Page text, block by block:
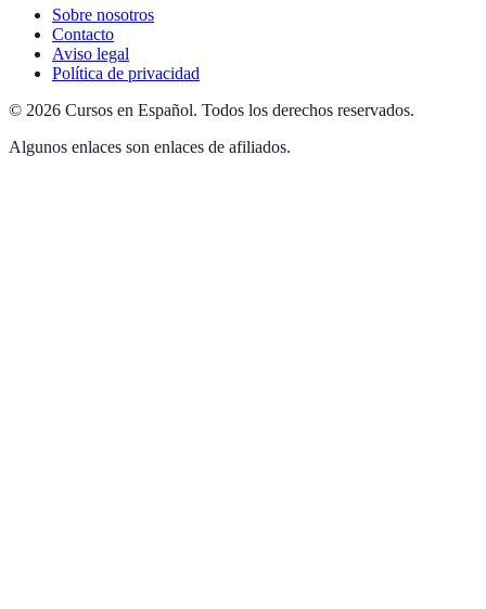
Sobre nosotros
Contacto
Aviso legal
Política de privacidad
© 2026 Cursos en Español. Todos los derechos reservados.
Algunos enlaces son enlaces de afiliados.